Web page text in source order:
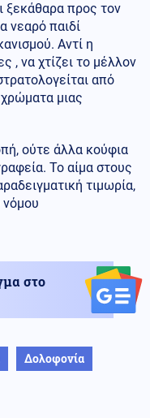
ξεκάθαρα προς τον
νεαρό παιδί
Αντί η
, να χτίζει το μέλλον
από
μιας
ούτε άλλα κούφια
Το αίμα στους
τιμωρία,
νόμου
στο
Δολοφονία